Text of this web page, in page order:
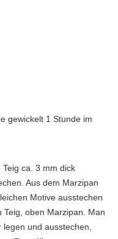
gewickelt 1 Stunde im
ca. 3 mm dick
Aus dem Marzipan
Motive ausstechen
oben Marzipan. Man
und ausstechen,